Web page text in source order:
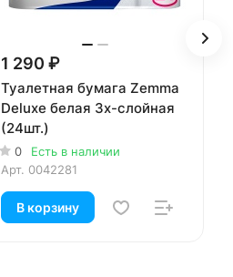
1 290 ₽
Туалетная бумага Zemma
Deluxe белая 3х-слойная
(24шт.)
0
Есть в наличии
Арт. 0042281
В корзину